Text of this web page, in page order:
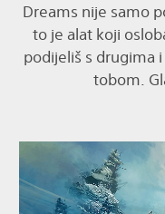
Dreams nije samo
to je alat koji
podijeliš s drugima
tobom.